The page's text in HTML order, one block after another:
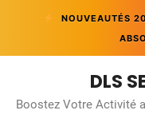
NOUVEAUTÉS
content
DLS
Boostez Votre Activité